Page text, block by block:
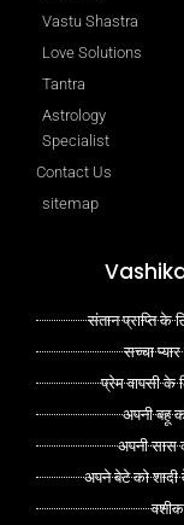
Vastu Shastra
Love Solutions
Tantra
Astrology
Specialist
Contact Us
sitemap
संतान प्राप्ति के
सच्चा
प्रेम वापसी के
अपनी बहू
अपनी सास
अपने बेटे को शादी